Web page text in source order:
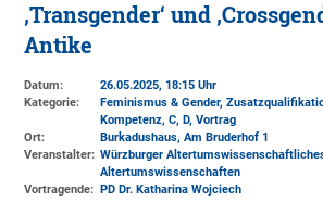
‚Transgender‘ und
Antike
Datum:
26.05.2025, 18:15 Uhr
Kategorie:
Feminismus & Gender,
Kompetenz, C, D, Vortrag
Ort:
Burkadushaus, Am Bruderhof 1
Veranstalter: Würzburger
Altertumswissenschaften
Vortragende:
PD Dr. Katharina Wojciech